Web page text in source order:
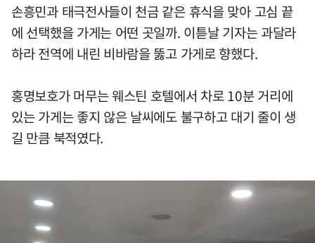
손흥민과 태극전사들이 천금 같은 휴식을 맞아 고심 끝
에 선택했을 가게는 어떤 곳일까. 이튿날 기자는 과달라
하라 전역에 내린 비바람을 뚫고 가게로 향했다.
홍명보호가 머무는 웨스틴 호텔에서 차로 10분 거리에
있는 가게는 좋지 않은 날씨에도 불구하고 대기 줄이 생
길 만큼 북적였다.